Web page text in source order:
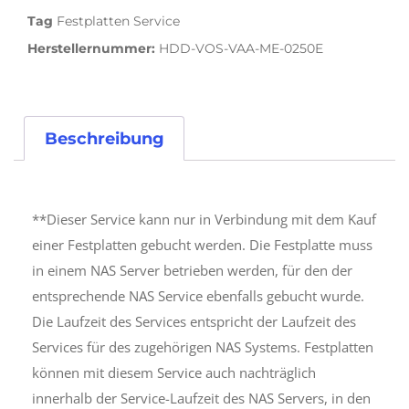
Tag Festplatten Service
Herstellernummer: HDD-VOS-VAA-ME-0250E
Beschreibung
**Dieser Service kann nur in Verbindung mit dem Kauf
einer Festplatten gebucht werden. Die Festplatte muss
in einem NAS Server betrieben werden, für den der
entsprechende NAS Service ebenfalls gebucht wurde.
Die Laufzeit des Services entspricht der Laufzeit des
Services für des zugehörigen NAS Systems. Festplatten
können mit diesem Service auch nachträglich
innerhalb der Service-Laufzeit des NAS Servers, in den